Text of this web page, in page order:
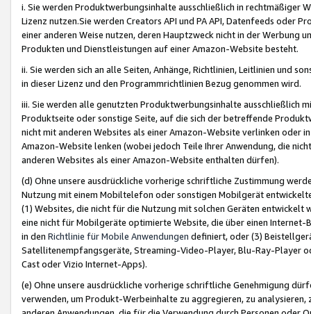
i. Sie werden Produktwerbungsinhalte ausschließlich in rechtmäßiger
Lizenz nutzen.Sie werden Creators API und PA API, Datenfeeds oder
einer anderen Weise nutzen, deren Hauptzweck nicht in der Werbung
Produkten und Dienstleistungen auf einer Amazon-Website besteht.
ii. Sie werden sich an alle Seiten, Anhänge, Richtlinien, Leitlinien und
in dieser Lizenz und den Programmrichtlinien Bezug genommen wird.
iii. Sie werden alle genutzten Produktwerbungsinhalte ausschließlich
Produktseite oder sonstige Seite, auf die sich der betreffende
nicht mit anderen Websites als einer Amazon-Website verlinken oder
Amazon-Website lenken (wobei jedoch Teile Ihrer Anwendung, die
anderen Websites als einer Amazon-Website enthalten dürfen).
(d) Ohne unsere ausdrückliche vorherige schriftliche Zustimmung
Nutzung mit einem Mobiltelefon oder sonstigen Mobilgerät
(1) Websites, die nicht für die Nutzung mit solchen Geräten
eine nicht für Mobilgeräte optimierte Website, die über einen
in den Richtlinie für Mobile Anwendungen definiert, oder (3)
Satellitenempfangsgeräte, Streaming-Video-Player, Blu-Ray-Player
Cast oder Vizio Internet-Apps).
(e) Ohne unsere ausdrückliche vorherige schriftliche Genehmigung
verwenden, um Produkt-Werbeinhalte zu aggregieren, zu